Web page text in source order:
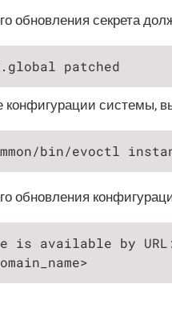
обновления секрета
patched
конфигурации системы,
bin/evoctl
обновления
is available by